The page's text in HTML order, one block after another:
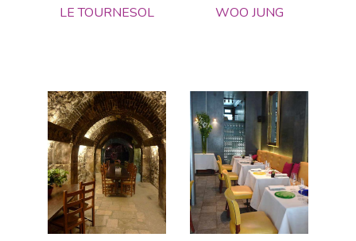
LE TOURNESOL WOO JUNG